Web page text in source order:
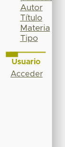
Autor
Título
Materia
Tipo
Usuario
Acceder